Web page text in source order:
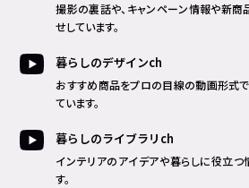
撮影の裏話や、キャンペーン情報や新
せしています。
暮らしのデザインch
おすすめ商品をプロの目線の動画形式
ています。
暮らしのライブラリch
インテリアのアイデアや暮らしに役立
す。